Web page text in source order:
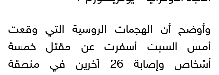
وأوضح أن الهجمات الروسية التي وقعت
أمس السبت أسفرت عن مقتل خمسة
أشخاص وإصابة 26 آخرين في منطقة